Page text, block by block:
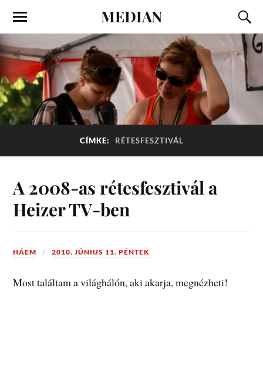
MEDIAN
CÍMKE: RÉTESFESZTIVÁL
A 2008-as rétesfesztivál a
Heizer TV-ben
HÁEM 2010. JÚNIUS 11. PÉNTEK
Most találtam a világhálón, aki akarja, megnézheti!